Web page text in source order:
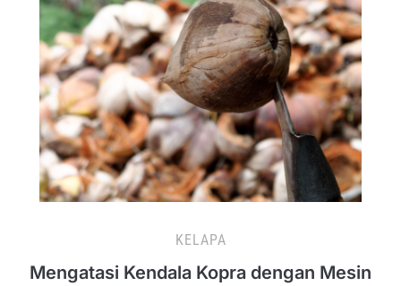
KELAPA
Mengatasi Kendala Kopra dengan Mesin